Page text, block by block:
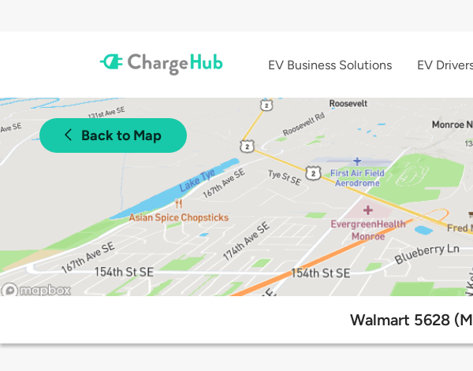
EV Business Solutions EV
Back to Map
Walmart 5628